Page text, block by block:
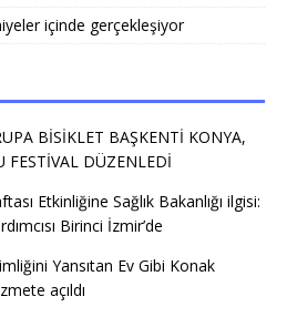
içinde gerçekleşiyor
BİSİKLET BAŞKENTİ KONYA,
FESTİVAL DÜZENLEDİ
Etkinliğine Sağlık Bakanlığı ilgisi:
Birinci İzmir’de
Yansıtan Ev Gibi Konak
açıldı